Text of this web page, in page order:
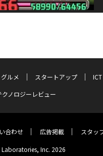
グルメ スタートアップ ICT
クノロジーレビュー
合わせ 広告掲載 スタッ
Laboratories, Inc. 2026